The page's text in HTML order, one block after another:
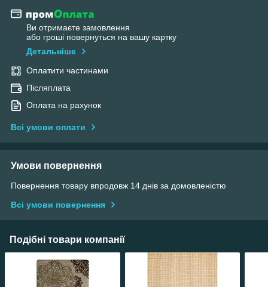
Ви отримаєте замовлення
або гроші повернуться на вашу картку
Детальніше
Оплатити частинами
Післяплата
Оплата на рахунок
Всі умови оплати
Умови повернення
Повернення товару впродовж 14 днів за домовленістю
Всі умови повернення
Подібні товари компанії